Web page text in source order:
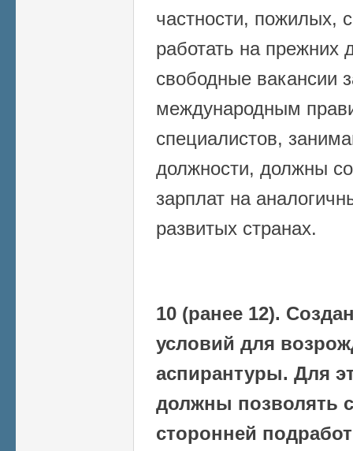
частности, пожилых,
работать на прежних
свободные вакансии
международным
специалистов,
должности, должны
зарплат на
развитых странах.
10 (ранее 12).
условий для
аспирантуры. Для
должны позволять
сторонней